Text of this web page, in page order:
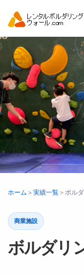
ツ
へ
キ
ッ
プ
トップ 自動見積
アーバンスポーツイベ
ホーム ＞実績一覧 ＞ボル
商業施設
ボルダリ